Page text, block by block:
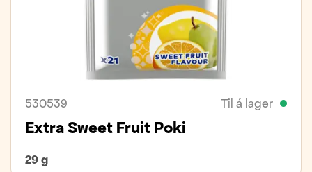
530539 Til á lager
Extra Sweet Fruit Poki
29 g